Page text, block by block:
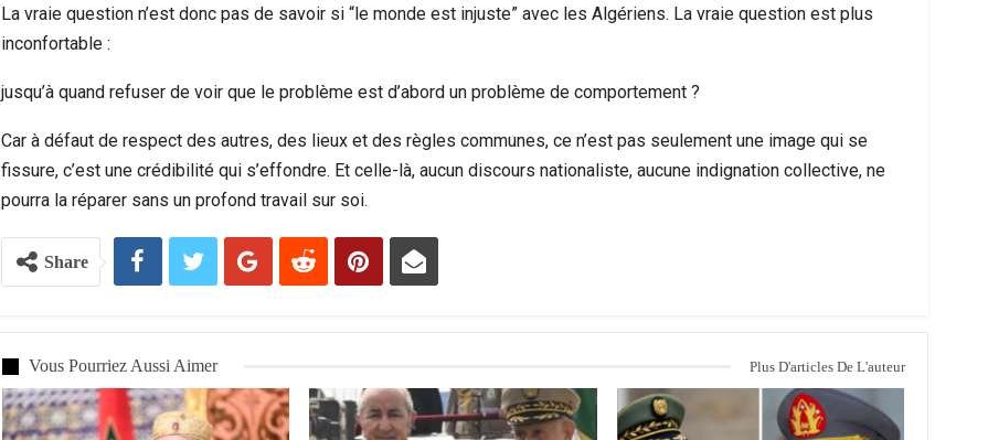
La vraie question n’est donc pas de savoir si “le monde est injuste” avec les Algériens. La vraie question est plus
inconfortable :
jusqu’à quand refuser de voir que le problème est d’abord un problème de comportement ?
Car à défaut de respect des autres, des lieux et des règles communes, ce n’est pas seulement une image qui se
fissure, c’est une crédibilité qui s’effondre. Et celle-là, aucun discours nationaliste, aucune indignation collective, ne
pourra la réparer sans un profond travail sur soi.
Share
Vous Pourriez Aussi Aimer Plus D'articles De L'auteur